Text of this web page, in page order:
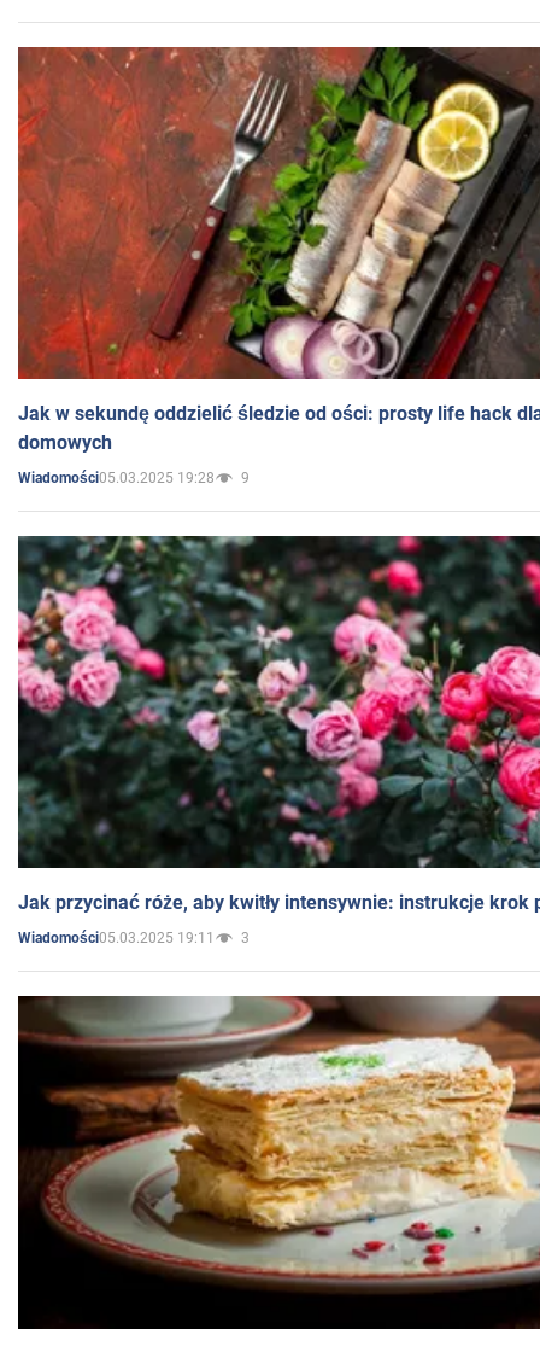
Jak w sekundę oddzielić śledzie od ości: prosty life hack
domowych
Wiadomości05.03.2025 19:28 9
Jak przycinać róże, aby kwitły intensywnie: instrukcje krok
Wiadomości05.03.2025 19:11 3